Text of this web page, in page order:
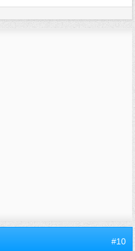
#10